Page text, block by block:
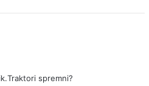
spremni?